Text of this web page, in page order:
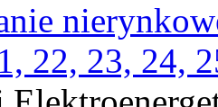
22, 23, 24,